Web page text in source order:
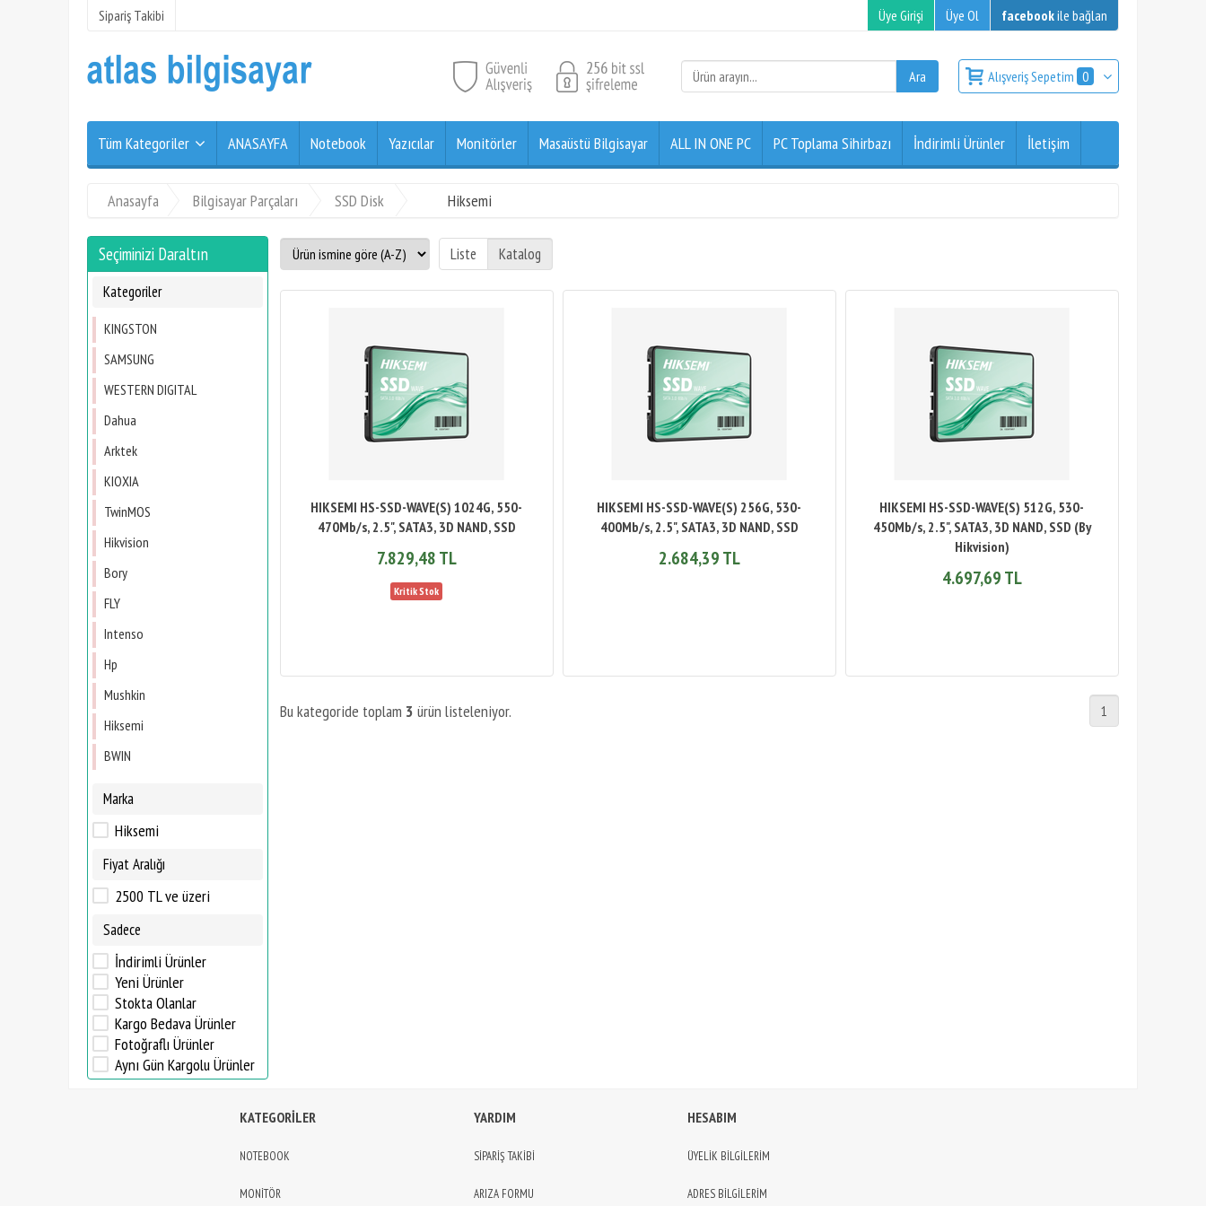
Sipariş Takibi Üye Girişi Üye Ol facebookile bağlan
Alışveriş Sepetim 0
Tüm Kategoriler ANASAYFA Notebook Yazıcılar Monitörler Masaüstü Bilgisayar ALL IN ONE PC PC Toplama Sihirbazı İndirimli Ürünler İletişim
Anasayfa Bilgisayar Parçaları SSD Disk Hiksemi
Seçiminizi Daraltın
Kategoriler
KINGSTON
SAMSUNG
WESTERN DIGITAL
Dahua
Arktek
KIOXIA
TwinMOS
Hikvision
Bory
FLY
Intenso
Hp
Mushkin
Hiksemi
BWIN
Marka
Hiksemi
Fiyat Aralığı
2500 TL ve üzeri
Sadece
İndirimli Ürünler
Yeni Ürünler
Stokta Olanlar
Kargo Bedava Ürünler
Fotoğraflı Ürünler
Aynı Gün Kargolu Ürünler
HIKSEMI HS-SSD-WAVE(S) 1024G, 550-
470Mb/s, 2.5", SATA3, 3D NAND, SSD
7.829,48 TL
HIKSEMI HS-SSD-WAVE(S) 256G, 530-
400Mb/s, 2.5", SATA3, 3D NAND, SSD
2.684,39 TL
HIKSEMI HS-SSD-WAVE(S) 512G, 530-
450Mb/s, 2.5", SATA3, 3D NAND, SSD (By
Hikvision)
4.697,69 TL
Bu kategoride toplam 3 ürün listeleniyor. 1
KATEGORİLER
NOTEBOOK
MONİTÖR
YARDIM
SİPARİŞ TAKİBİ
ARIZA FORMU
HESABIM
ÜYELİK BİLGİLERİM
ADRES BİLGİLERİM